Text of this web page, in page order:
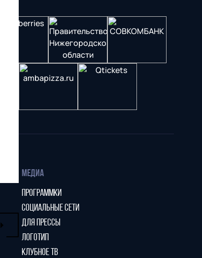
МЕДИА
ПРОГРАММКИ
СОЦИАЛЬНЫЕ СЕТИ
ДЛЯ ПРЕССЫ
ЛОГОТИП
КЛУБНОЕ ТВ